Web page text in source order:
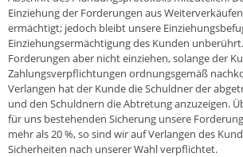
Einziehung der Forderungen aus
ermächtigt; jedoch bleibt unsere
Einziehungsermächtigung des Kunden
Forderungen aber nicht einziehen, solange der
Zahlungsverpflichtungen ordnungsgemäß
Verlangen hat der Kunde die Schuldner der
und den Schuldnern die Abtretung anzuzeigen.
für uns bestehenden Sicherung unsere
mehr als 20 %, so sind wir auf Verlangen des
Sicherheiten nach unserer Wahl verpflichtet.